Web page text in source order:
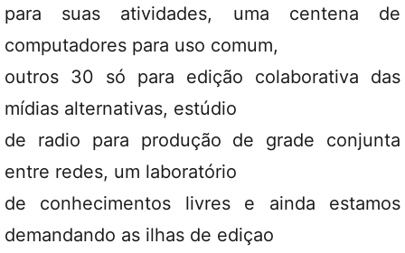
para suas atividades, uma centena de
computadores para uso comum,
outros 30 só para edição colaborativa das
mídias alternativas, estúdio
de radio para produção de grade conjunta
entre redes, um laboratório
de conhecimentos livres e ainda estamos
demandando as ilhas de ediçao